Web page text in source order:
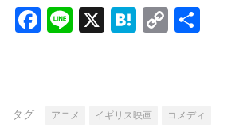
Facebook
LineX Hatena
Copy
タグ: アニメ イギリス映画 コメディ